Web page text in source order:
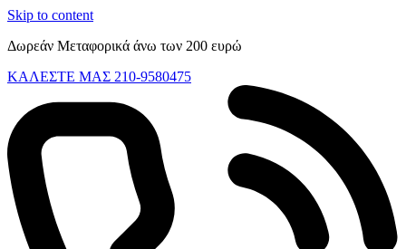
Skip to content
Δωρεάν Μεταφορικά άνω των 200 ευρώ
ΚΑΛΕΣΤΕ ΜΑΣ 210-9580475